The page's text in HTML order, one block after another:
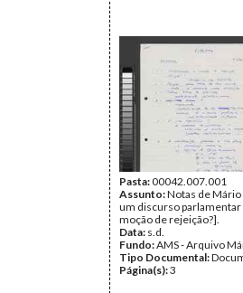
Pasta:00042.007.001
Assunto:Notas de Mário
um discurso
moção de rejeição?].
Data: s.d.
Fundo:AMS - Arquivo
Tipo Documental:
Página(s):3